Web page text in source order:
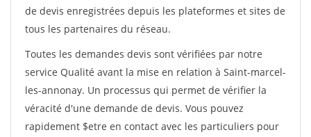
de devis enregistrées depuis les plateformes et sites de
tous les partenaires du réseau.
Toutes les demandes devis sont vérifiées par notre
service Qualité avant la mise en relation à Saint-marcel-
les-annonay. Un processus qui permet de vérifier la
véracité d'une demande de devis. Vous pouvez
rapidement $etre en contact avec les particuliers pour